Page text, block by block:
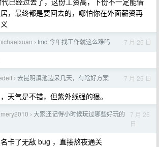
，最终都是要回去的，哪怕你在外面薪资再
› tmd 今年找工作就这么难吗 7 月 25 日
› 去昆明滇池边呆几天，有啥好方案 7 月 25 日
天气是不错，但紫外线强的狠。
› 大家还记得小时候玩过哪些好玩的
7 月 25
日
卡了无敌 bug ，直接熬夜通关